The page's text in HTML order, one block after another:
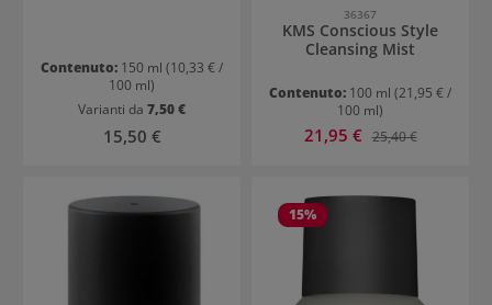
Contenuto: 150 ml (10,33 € /
100 ml)
Varianti da 7,50 €
Prezzo normale:
15,50 €
36367
KMS Conscious Style
Cleansing Mist
Contenuto: 100 ml (21,95 € /
100 ml)
Prezzo di vendita:
21,95 € Prezzo normale:
25,40 €
15%